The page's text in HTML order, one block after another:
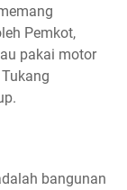
Pemkot,
pakai motor
bangunan